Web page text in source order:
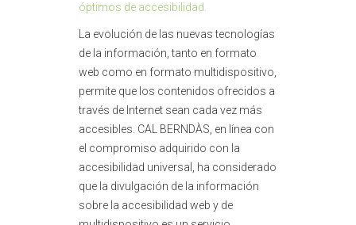
óptimos de accesibilidad.
La evolución de las nuevas tecnologías
de la información, tanto en formato
web como en formato multidispositivo,
permite que los contenidos ofrecidos a
través de Internet sean cada vez más
accesibles. CAL BERNDÀS, en línea con
el compromiso adquirido con la
accesibilidad universal, ha considerado
que la divulgación de la información
sobre la accesibilidad web y de